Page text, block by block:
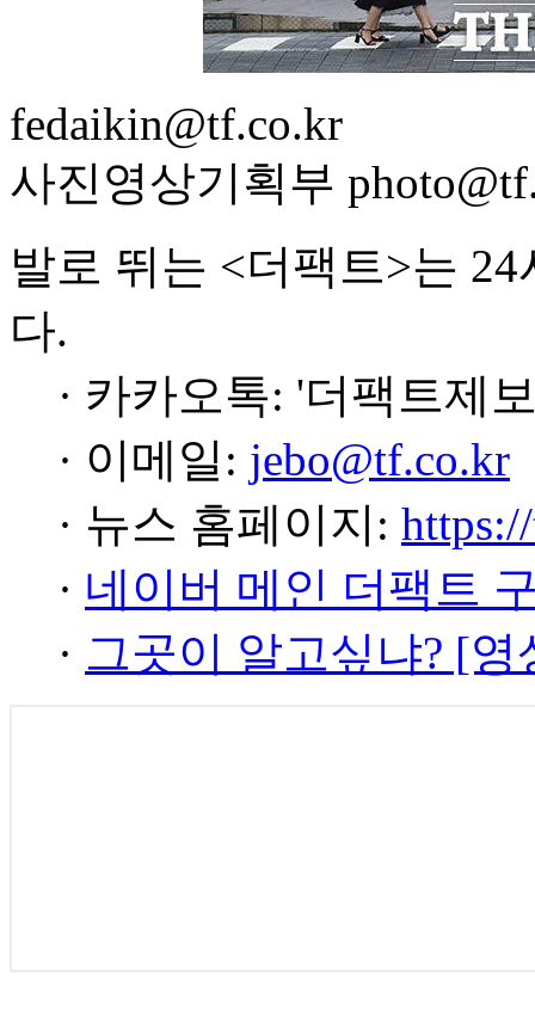
fedaikin@tf.co.kr
사진영상기획부
발로 뛰는 <더팩트>는
다.
· 카카오톡: '더팩트제
· 이메일: jebo@tf.co.kr
· 뉴스 홈페이지:
· 네이버 메인 더팩트
· 그곳이 알고싶냐? [